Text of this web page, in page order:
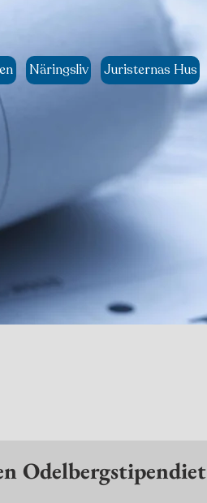
Näringsliv Juristernas Hus
Odelbergstipendiet